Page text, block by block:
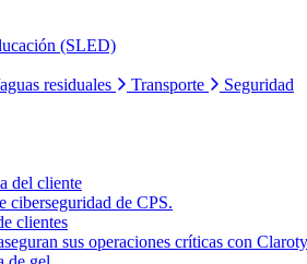
(SLED)
residuales Transporte
Seguridad
del cliente
ciberseguridad de CPS.
clientes
sus operaciones críticas con